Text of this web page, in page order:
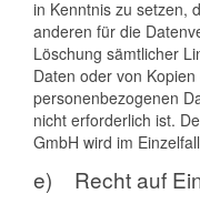
in Kenntnis zu setzen,
anderen für die
Löschung sämtlicher
Daten oder von
personenbezogenen
nicht erforderlich ist.
GmbH wird im
e) Recht auf